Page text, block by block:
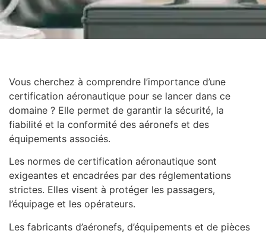
Vous cherchez à comprendre l’importance d’une
certification aéronautique pour se lancer dans ce
domaine ? Elle permet de garantir la sécurité, la
fiabilité et la conformité des aéronefs et des
équipements associés.
Les normes de certification aéronautique sont
exigeantes et encadrées par des réglementations
strictes. Elles visent à protéger les passagers,
l’équipage et les opérateurs.
Les fabricants d’aéronefs, d’équipements et de pièces